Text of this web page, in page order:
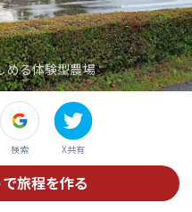
める体験型農場
検索 X共有
旅程を作る